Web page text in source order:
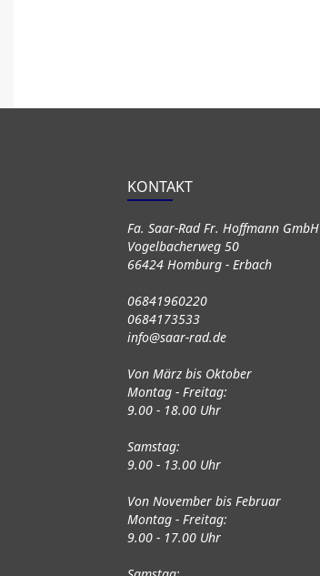
KONTAKT
Fa. Saar-Rad Fr. Hoffmann GmbH
Vogelbacherweg 50
66424 Homburg - Erbach
06841960220
0684173533
info@saar-rad.de
Von März bis Oktober
Montag - Freitag:
9.00 - 18.00 Uhr
Samstag:
9.00 - 13.00 Uhr
Von November bis Februar
Montag - Freitag:
9.00 - 17.00 Uhr